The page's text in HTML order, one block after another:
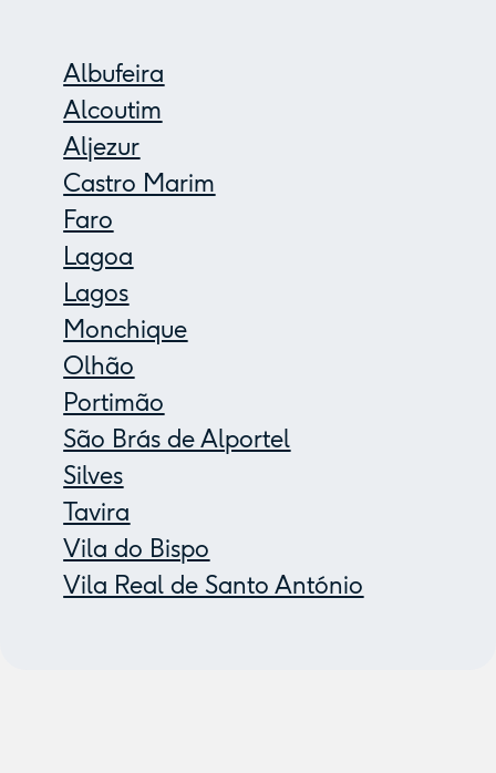
Albufeira
Alcoutim
Aljezur
Castro Marim
Faro
Lagoa
Lagos
Monchique
Olhão
Portimão
São Brás de Alportel
Silves
Tavira
Vila do Bispo
Vila Real de Santo António